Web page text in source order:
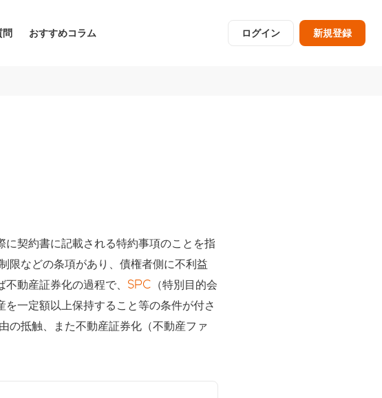
問 おすすめコラム ログイン 新規登録
契約書に記載される特約事項のことを指
限などの条項があり、債権者側に不利益
動産証券化の過程で、 SPC （特別目的会
一定額以上保持すること等の条件が付さ
の抵触、また不動産証券化（不動産ファ